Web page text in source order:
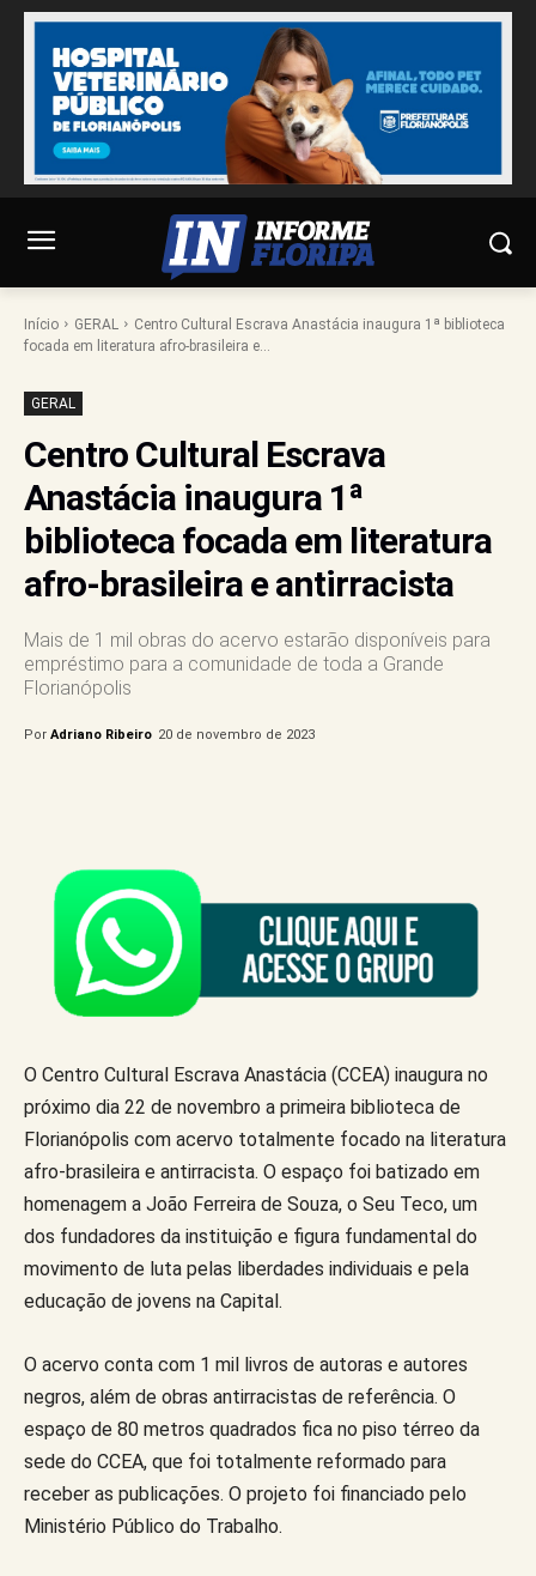
Início GERAL
Centro Cultural Escrava Anastácia inaugura 1ª biblioteca
focada em literatura afro-brasileira e...
GERAL
Centro Cultural Escrava
Anastácia inaugura 1ª
biblioteca focada em literatura
afro-brasileira e antirracista
Mais de 1 mil obras do acervo estarão disponíveis para
empréstimo para a comunidade de toda a Grande
Florianópolis
Por Adriano Ribeiro 20 de novembro de 2023
O Centro Cultural Escrava Anastácia (CCEA) inaugura no
próximo dia 22 de novembro a primeira biblioteca de
Florianópolis com acervo totalmente focado na literatura
afro-brasileira e antirracista. O espaço foi batizado em
homenagem a João Ferreira de Souza, o Seu Teco, um
dos fundadores da instituição e figura fundamental do
movimento de luta pelas liberdades individuais e pela
educação de jovens na Capital.
O acervo conta com 1 mil livros de autoras e autores
negros, além de obras antirracistas de referência. O
espaço de 80 metros quadrados fica no piso térreo da
sede do CCEA, que foi totalmente reformado para
receber as publicações. O projeto foi financiado pelo
Ministério Público do Trabalho.